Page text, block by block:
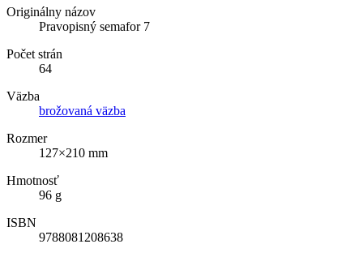
Originálny názov
Pravopisný semafor 7
Počet strán
64
Väzba
brožovaná väzba
Rozmer
127×210 mm
Hmotnosť
96 g
ISBN
9788081208638